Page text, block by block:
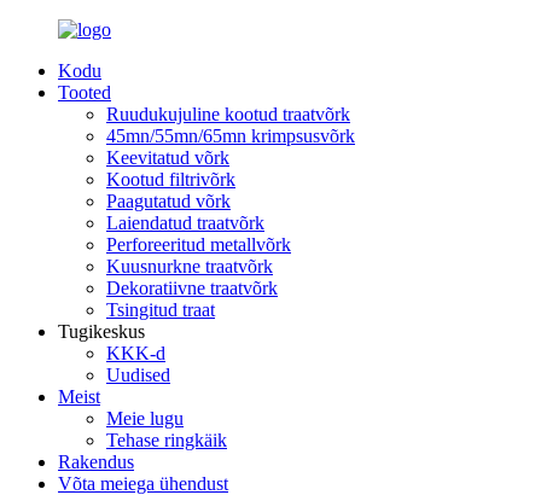
Kodu
Tooted
Ruudukujuline kootud traatvõrk
45mn/55mn/65mn krimpsusvõrk
Keevitatud võrk
Kootud filtrivõrk
Paagutatud võrk
Laiendatud traatvõrk
Perforeeritud metallvõrk
Kuusnurkne traatvõrk
Dekoratiivne traatvõrk
Tsingitud traat
Tugikeskus
KKK-d
Uudised
Meist
Meie lugu
Tehase ringkäik
Rakendus
Võta meiega ühendust